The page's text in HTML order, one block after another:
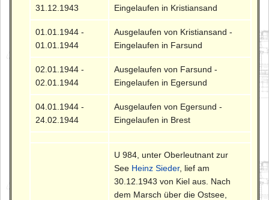
31.12.1943
Eingelaufen in Kristiansand
01.01.1944 -
01.01.1944
Ausgelaufen von Kristiansand -
Eingelaufen in Farsund
02.01.1944 -
02.01.1944
Ausgelaufen von Farsund -
Eingelaufen in Egersund
04.01.1944 -
24.02.1944
Ausgelaufen von Egersund -
Eingelaufen in Brest
U 984, unter Oberleutnant zur
See Heinz Sieder, lief am
30.12.1943 von Kiel aus. Nach
dem Marsch über die Ostsee,